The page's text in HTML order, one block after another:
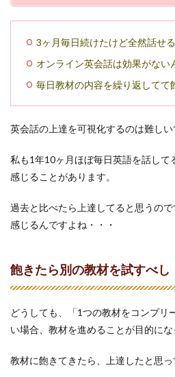
3ヶ月毎日続けたけど全然話せ
オンライン英会話は効果がない
毎日教材の内容を繰り返してて
英会話の上達を可視化するのは難しい
私も1年10ヶ月ほぼ毎日英語を話して
感じることがあります。
過去と比べたら上達してると思うの
感じるんですよね・・・
飽きたら別の教材を試すべし
どうしても、「1つの教材をコンプリ
い場合、教材を進めることが目的にな
教材に飽きてきたら、上達したと思っ